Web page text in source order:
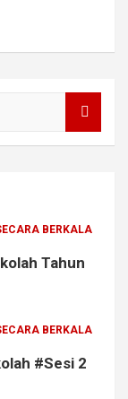
BERKALA
Tahun
BERKALA
#Sesi 2